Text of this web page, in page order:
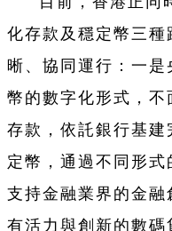
化存款及穩定幣三
晰、協同運行：一
幣的數字化形式，
存款，依託銀行基
定幣，通過不同形
支持金融業界的金
有活力與創新的數碼